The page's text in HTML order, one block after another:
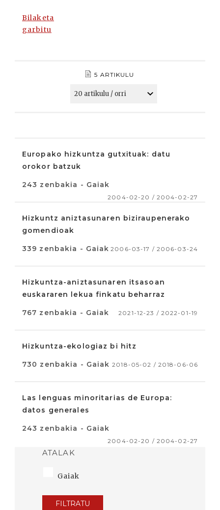
Bilaketa
garbitu
5 ARTIKULU
Europako hizkuntza gutxituak: datu
orokor batzuk
243 zenbakia - Gaiak
2004-02-20 / 2004-02-27
Hizkuntz aniztasunaren biziraupenerako
gomendioak
339 zenbakia - Gaiak 2006-03-17 / 2006-03-24
Hizkuntza-aniztasunaren itsasoan
euskararen lekua finkatu beharraz
767 zenbakia - Gaiak 2021-12-23 / 2022-01-19
Hizkuntza-ekologiaz bi hitz
730 zenbakia - Gaiak 2018-05-02 / 2018-06-06
Las lenguas minoritarias de Europa:
datos generales
243 zenbakia - Gaiak
2004-02-20 / 2004-02-27
ATALAK
Gaiak
FILTRATU